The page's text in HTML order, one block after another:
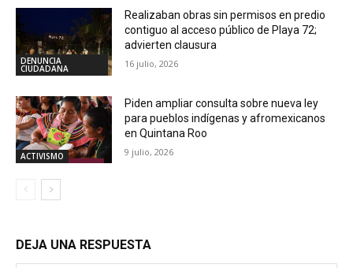
DENUNCIA
CIUDADANA
Realizaban obras sin permisos en predio
contiguo al acceso público de Playa 72;
advierten clausura
16 julio, 2026
ACTIVISMO
Piden ampliar consulta sobre nueva ley
para pueblos indígenas y afromexicanos
en Quintana Roo
9 julio, 2026
DEJA UNA RESPUESTA